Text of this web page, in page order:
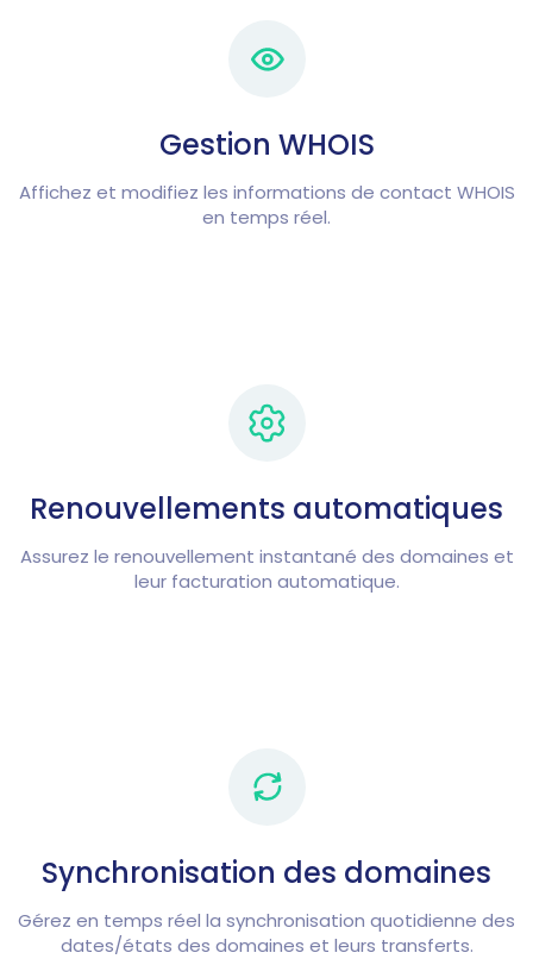
Gestion WHOIS
Affichez et modifiez les informations de contact WHOIS
en temps réel.
Renouvellements automatiques
Assurez le renouvellement instantané des domaines et
leur facturation automatique.
Synchronisation des domaines
Gérez en temps réel la synchronisation quotidienne des
dates/états des domaines et leurs transferts.